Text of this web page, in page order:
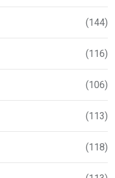
(144)
(116)
(106)
(113)
(118)